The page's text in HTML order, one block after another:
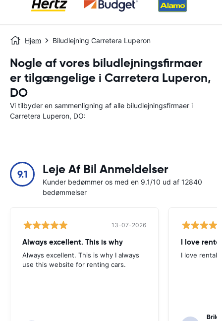
Hjem Biludlejning Carretera Luperon
Nogle af vores biludlejningsfirmaer
er tilgængelige i Carretera Luperon,
DO
Vi tilbyder en sammenligning af alle biludlejningsfirmaer i
Carretera Luperon, DO:
9.1 Leje Af Bil Anmeldelser
Kunder bedømmer os med en 9.1/10 ud af 12840
bedømmelser
13-07-2026
Always excellent. This is why
Always excellent. This is why I always
use this website for renting cars.
I love
I love rental